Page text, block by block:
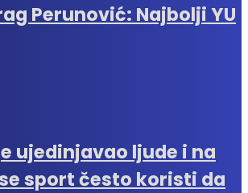
Perunović: Najbolji YU
ujedinjavao ljude i na
sport često koristi da